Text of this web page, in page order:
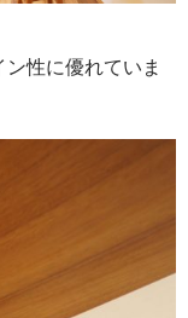
性に優れていま